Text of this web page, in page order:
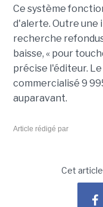
Ce système
d'alerte. Outre une
recherche
baisse, « pour
précise l'éditeur.
commercialisé 9
auparavant.
Article rédigé par
Cet